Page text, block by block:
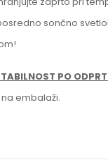
sončno
PO
embalaži.